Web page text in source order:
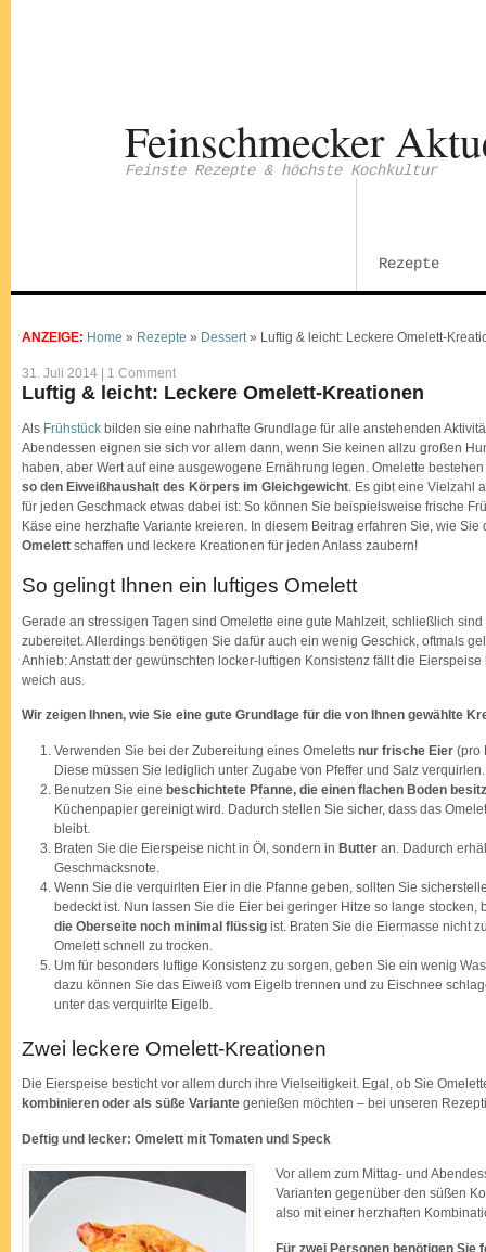
Feinschmecker
Feinste Rezepte & höchste Kochkultur
Rezepte
ANZEIGE: Home » Rezepte » Dessert» Luftig & leicht: Leckere Omelett-
31. Juli 2014 | 1 Comment
Luftig & leicht: Leckere Omelett-Kreationen
Als Frühstück bilden sie eine nahrhafte Grundlage für alle anstehenden
Abendessen eignen sie sich vor allem dann, wenn Sie keinen allzu großen
haben, aber Wert auf eine ausgewogene Ernährung legen. Omelette
so den Eiweißhaushalt des Körpers im Gleichgewicht. Es gibt eine Vielzahl
für jeden Geschmack etwas dabei ist: So können Sie beispielsweise frische
Käse eine herzhafte Variante kreieren. In diesem Beitrag erfahren Sie, wie
Omelett schaffen und leckere Kreationen für jeden Anlass zaubern!
So gelingt Ihnen ein luftiges Omelett
Gerade an stressigen Tagen sind Omelette eine gute Mahlzeit, schließlich
zubereitet. Allerdings benötigen Sie dafür auch ein wenig Geschick, oftmals
Anhieb: Anstatt der gewünschten locker-luftigen Konsistenz fällt die
weich aus.
Wir zeigen Ihnen, wie Sie eine gute Grundlage für die von Ihnen gewählte
Verwenden Sie bei der Zubereitung eines Omeletts nur frische Eier (pro
Diese müssen Sie lediglich unter Zugabe von Pfeffer und Salz verquirlen.
Benutzen Sie eine beschichtete Pfanne, die einen flachen Boden
Küchenpapier gereinigt wird. Dadurch stellen Sie sicher, dass das
bleibt.
Braten Sie die Eierspeise nicht in Öl, sondern in Butter an. Dadurch
Geschmacksnote.
Wenn Sie die verquirlten Eier in die Pfanne geben, sollten Sie
bedeckt ist. Nun lassen Sie die Eier bei geringer Hitze so lange stocken,
die Oberseite noch minimal flüssig ist. Braten Sie die Eiermasse nicht
Omelett schnell zu trocken.
Um für besonders luftige Konsistenz zu sorgen, geben Sie ein wenig
dazu können Sie das Eiweiß vom Eigelb trennen und zu Eischnee
unter das verquirlte Eigelb.
Zwei leckere Omelett-Kreationen
Die Eierspeise besticht vor allem durch ihre Vielseitigkeit. Egal, ob Sie
kombinieren oder als süße Variante genießen möchten – bei unseren
Deftig und lecker: Omelett mit Tomaten und Speck
Vor allem zum Mittag- und
Varianten gegenüber den süßen
also mit einer herzhaften
Für zwei Personen benötigen Sie